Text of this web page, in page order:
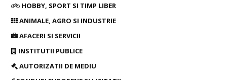
HOBBY, SPORT SI TIMP LIBER
ANIMALE, AGRO SI INDUSTRIE
AFACERI SI SERVICII
INSTITUTII PUBLICE
AUTORIZATII DE MEDIU